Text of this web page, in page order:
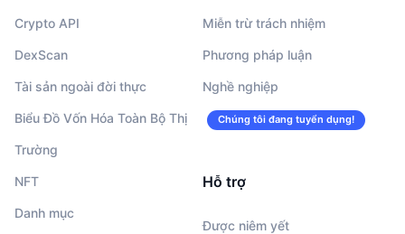
Crypto API
DexScan
Tài sản ngoài đời thực
Biểu Đồ Vốn Hóa Toàn Bộ Thị
Trường
NFT
Danh mục
Miễn trừ trách nhiệm
Phương pháp luận
Nghề nghiệp
Chúng tôi đang tuyển dụng!
Hỗ trợ
Được niêm yết